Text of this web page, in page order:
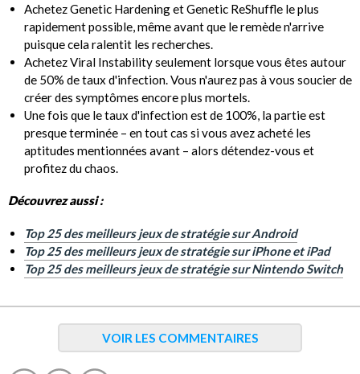
Achetez Genetic Hardening et Genetic ReShuffle le plus
rapidement possible, même avant que le remède n'arrive
puisque cela ralentit les recherches.
Achetez Viral Instability seulement lorsque vous êtes autour
de 50% de taux d'infection. Vous n'aurez pas à vous soucier de
créer des symptômes encore plus mortels.
Une fois que le taux d'infection est de 100%, la partie est
presque terminée – en tout cas si vous avez acheté les
aptitudes mentionnées avant – alors détendez-vous et
profitez du chaos.
Découvrez aussi :
Top 25 des meilleurs jeux de stratégie sur Android
Top 25 des meilleurs jeux de stratégie sur iPhone et iPad
Top 25 des meilleurs jeux de stratégie sur Nintendo Switch
VOIR LES COMMENTAIRES